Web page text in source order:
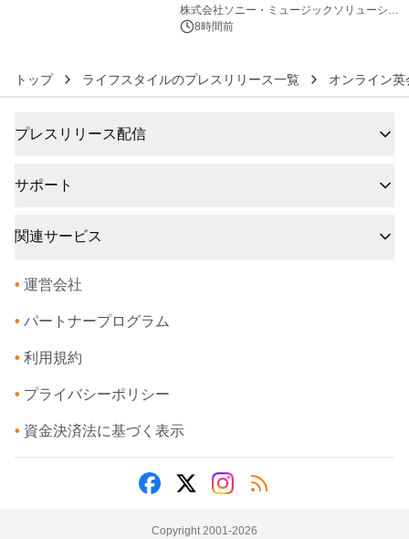
開始
株式会社ソニー・ミュージックソリューショ
ンズ8時間前
トップ ライフスタイルのプレスリリース一覧 オンライン
プレスリリース配信
サポート
関連サービス
• 運営会社
• パートナープログラム
• 利用規約
• プライバシーポリシー
• 資金決済法に基づく表示
Copyright 2001-2026